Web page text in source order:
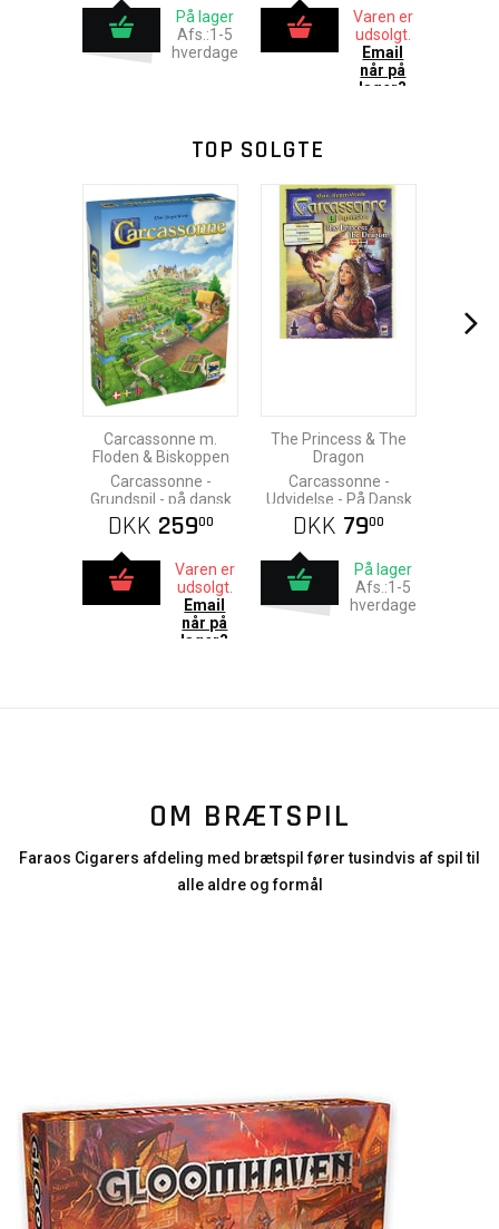
På lager
Afs.:1-5
hverdage
Varen er
udsolgt.
Email
når på
lager?
TOP SOLGTE
Carcassonne m.
Floden & Biskoppen
Carcassonne -
Grundspil - på dansk
DKK 25900
Varen er
udsolgt.
Email
når på
lager?
The Princess & The
Dragon
Carcassonne -
Udvidelse - På Dansk
DKK 7900
På lager
Afs.:1-5
hverdage
OM BRÆTSPIL
Faraos Cigarers afdeling med brætspil fører tusindvis af spil til
alle aldre og formål